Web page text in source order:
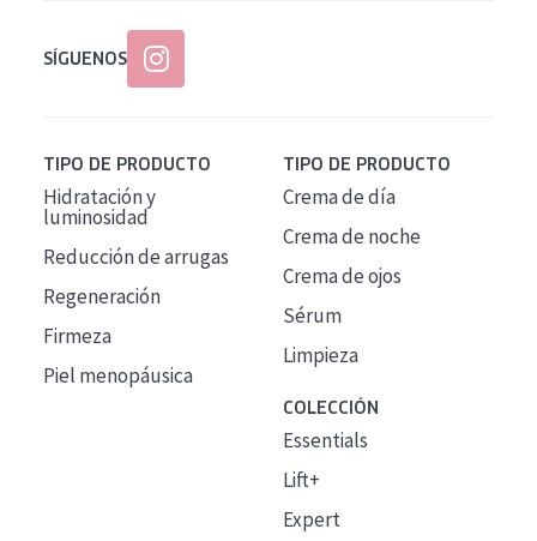
SÍGUENOS
TIPO DE PRODUCTO
Hidratación y
luminosidad
Reducción de arrugas
Regeneración
Firmeza
Piel menopáusica
TIPO DE PRODUCTO
Crema de día
Crema de noche
Crema de ojos
Sérum
Limpieza
COLECCIÓN
Essentials
Lift+
Expert